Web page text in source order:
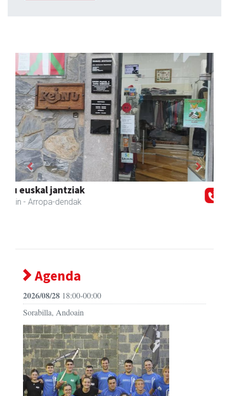
Kuttun kafetegia
Andoain - Gozotegiak
Previous Next
Agenda
2026/08/28 18:00-00:00
Sorabilla, Andoain